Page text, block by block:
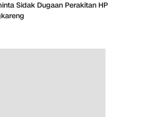
Sidak Dugaan Perakitan HP